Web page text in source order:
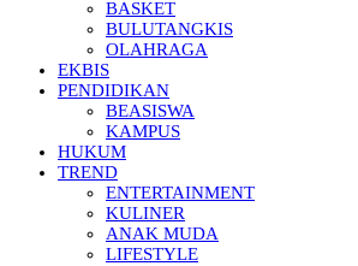
BASKET
BULUTANGKIS
OLAHRAGA
EKBIS
PENDIDIKAN
BEASISWA
KAMPUS
HUKUM
TREND
ENTERTAINMENT
KULINER
ANAK MUDA
LIFESTYLE